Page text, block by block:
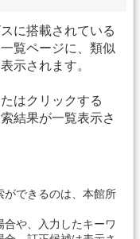
に搭載されている
覧ページに、類似
示されます。
はクリックする
結果が一覧表示さ
ができるのは、本館所
や、入力したキーワ